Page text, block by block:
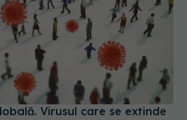
Virusul care se extinde
țări într-un ritm record